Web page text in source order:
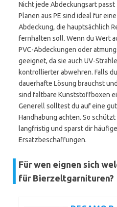
Nicht jede Abdeckungsart
Planen aus PE sind ideal für
Abdeckung, die hauptsächlich
fernhalten soll. Wenn du Wert
PVC-Abdeckungen oder
geeignet, da sie auch UV-
kontrollierter abwehren. Falls
dauerhafte Lösung brauchst
sind faltbare Kunststoffboxen
Generell solltest du auf eine
Handhabung achten. So
langfristig und sparst dir
Ersatzbeschaffungen.
Für wen eignen sich
für Bierzeltgarnituren?